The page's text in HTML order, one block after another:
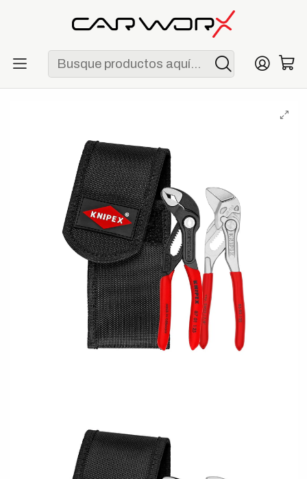
ENVÍO GRATIS POR COMPRAS MAYORES A S/ 250
Alicates
Knipex 00 20 72 V04 Juego de Mini Alicates en
Portaherramientas para Cinturón